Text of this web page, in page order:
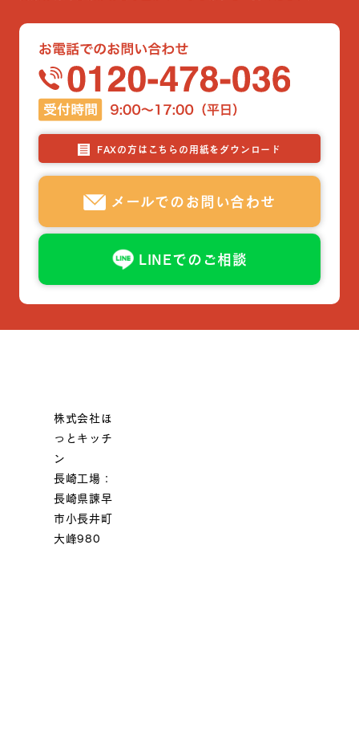
FAXの方はこちらの用紙をダウンロード
メールでのお問い合わせ
LINEでのご相談
株式会社ほ
っとキッチ
ン
長崎工場：
長崎県諫早
市小長井町
大峰980